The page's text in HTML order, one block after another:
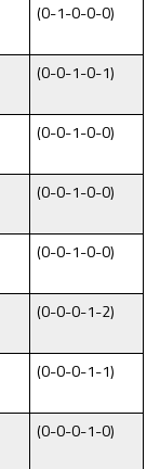
(0-1-0-0-0)
(0-0-1-0-1)
(0-0-1-0-0)
(0-0-1-0-0)
(0-0-1-0-0)
(0-0-0-1-2)
(0-0-0-1-1)
(0-0-0-1-0)